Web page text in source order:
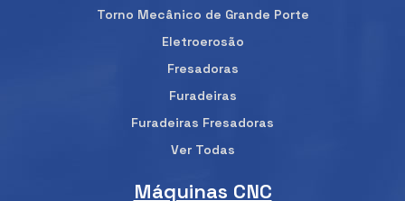
Torno Mecânico de Grande Porte
Eletroerosão
Fresadoras
Furadeiras
Furadeiras Fresadoras
Ver Todas
Máquinas CNC